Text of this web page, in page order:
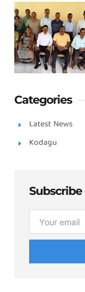
Categories
Latest News
Kodagu